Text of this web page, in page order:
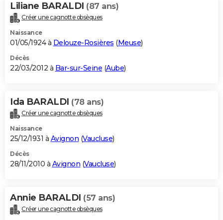
Liliane BARALDI (87 ans)
Créer une cagnotte obsèques
Naissance
01/05/1924 à Delouze-Rosières (Meuse)
Décès
22/03/2012 à Bar-sur-Seine (Aube)
Ida BARALDI (78 ans)
Créer une cagnotte obsèques
Naissance
25/12/1931 à Avignon (Vaucluse)
Décès
28/11/2010 à Avignon (Vaucluse)
Annie BARALDI (57 ans)
Créer une cagnotte obsèques